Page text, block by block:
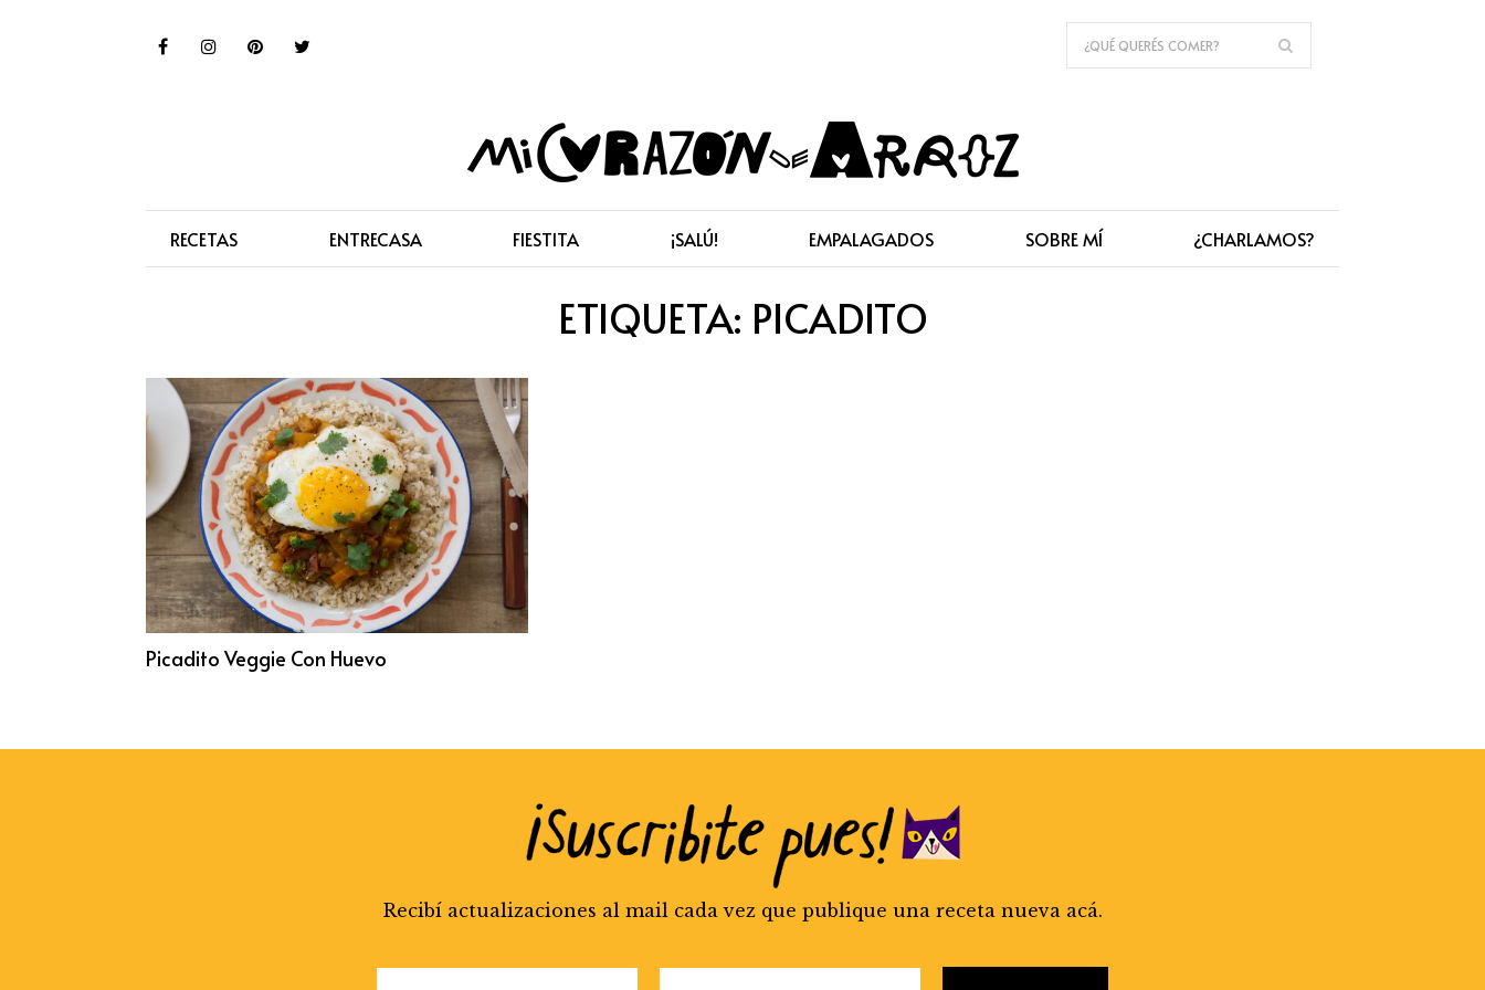
RECETAS ENTRECASA FIESTITA ¡SALÚ! EMPALAGADOS SOBRE MÍ ¿CHARLAMOS?
ETIQUETA: PICADITO
Picadito Veggie Con Huevo
Recibí actualizaciones al mail cada vez que publique una receta nueva acá.